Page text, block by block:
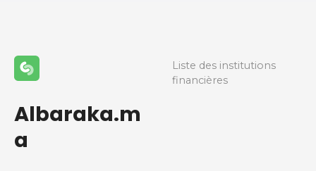
a
t
i
Albaraka.m
a
Liste des institutions
financières